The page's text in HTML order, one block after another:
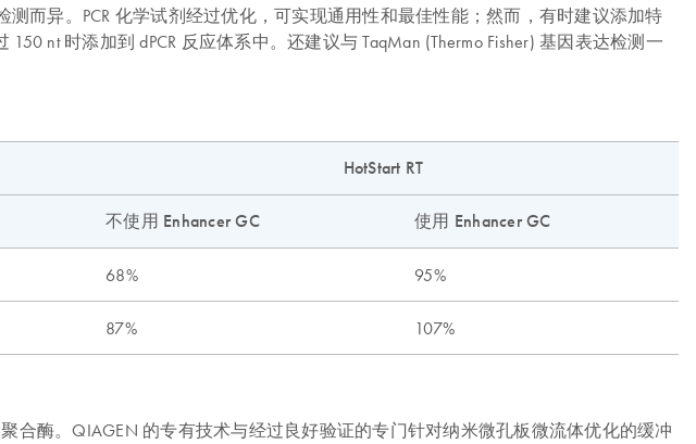
而异。PCR 化学试剂经过优化，可实现通用性和最佳性能；然而，有时建议添加特
nt 时添加到 dPCR 反应体系中。还建议与 TaqMan (Thermo Fisher) 基因表达检测一
HotStart RT
不使用 Enhancer GC 使用 Enhancer GC
68% 95%
87% 107%
合酶。QIAGEN 的专有技术与经过良好验证的专门针对纳米微孔板微流体优化的缓冲